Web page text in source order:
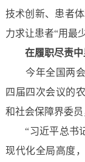
技术创新、患者
力求让患者“用最
在履职尽责中
今年全国两会
四届四次会议的
和社会保障界委员
“习近平总书记
现代化全局高度